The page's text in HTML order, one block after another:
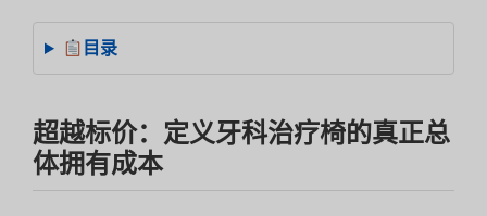
目录
超越标价：定义牙科治疗椅的真正总
体拥有成本